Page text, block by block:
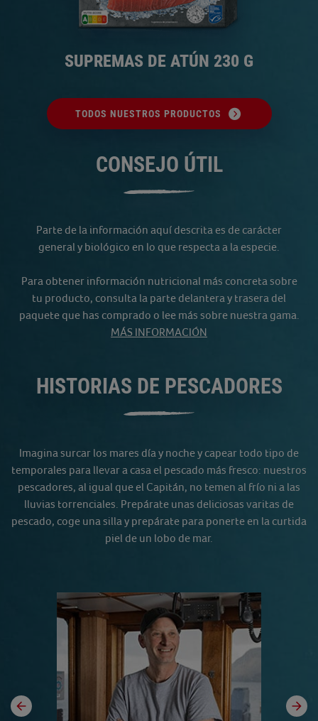
SUPREMAS DE ATÚN 230 G
TODOS NUESTROS PRODUCTOS
CONSEJO ÚTIL
Parte de la información aquí descrita es de carácter
general y biológico en lo que respecta a la especie.
Para obtener información nutricional más concreta sobre
tu producto, consulta la parte delantera y trasera del
paquete que has comprado o lee más sobre nuestra gama.
MÁS INFORMACIÓN
HISTORIAS DE PESCADORES
Imagina surcar los mares día y noche y capear todo tipo de
temporales para llevar a casa el pescado más fresco: nuestros
pescadores, al igual que el Capitán, no temen al frío ni a las
lluvias torrenciales. Prepárate unas deliciosas varitas de
pescado, coge una silla y prepárate para ponerte en la curtida
piel de un lobo de mar.